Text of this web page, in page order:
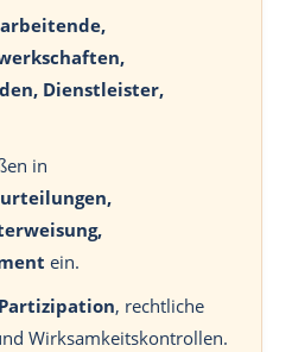
Dienstleister,
in
ein.
Partizipation, rechtliche
Wirksamkeitskontrollen.